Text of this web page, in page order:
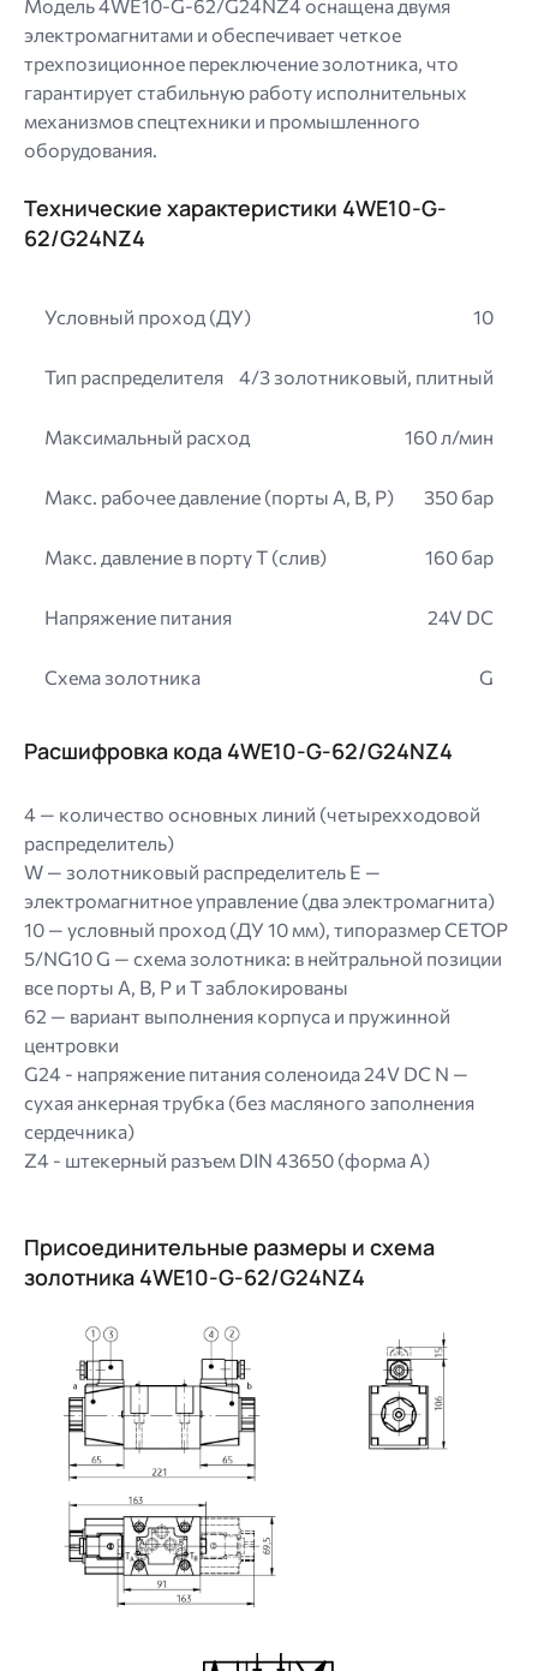
Модель 4WE10-G-62/G24NZ4 оснащена двумя
электромагнитами и обеспечивает четкое
трехпозиционное переключение золотника, что
гарантирует стабильную работу исполнительных
механизмов спецтехники и промышленного
оборудования.
Технические характеристики 4WE10-G-
62/G24NZ4
Условный проход (ДУ) 10
Тип распределителя 4/3 золотниковый, плитный
Максимальный расход 160 л/мин
Макс. рабочее давление (порты A, B, P) 350 бар
Макс. давление в порту T (слив) 160 бар
Напряжение питания 24V DC
Схема золотника G
Расшифровка кода 4WE10-G-62/G24NZ4
4 — количество основных линий (четырехходовой
распределитель)
W — золотниковый распределитель E —
электромагнитное управление (два электромагнита)
10 — условный проход (ДУ 10 мм), типоразмер CETOP
5/NG10 G — схема золотника: в нейтральной позиции
все порты A, B, P и T заблокированы
62 — вариант выполнения корпуса и пружинной
центровки
G24 - напряжение питания соленоида 24V DC N —
сухая анкерная трубка (без масляного заполнения
сердечника)
Z4 - штекерный разъем DIN 43650 (форма A)
Присоединительные размеры и схема
золотника 4WE10-G-62/G24NZ4